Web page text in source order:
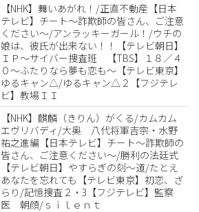
【NHK】舞いあがれ！/正直不動産【日本
テレビ】チート〜詐欺師の皆さん、ご注意
ください〜/アンラッキーガール！/ウチの
娘は、彼氏が出来ない！！【テレビ朝日】
ＩＰ〜サイバー捜査班 【TBS】１８／４
０〜ふたりなら夢も恋も〜【テレビ東京】
ゆるキャン△/ゆるキャン△２【フジテレ
ビ】教場ＩＩ
【NHK】麒麟（きりん）がくる/カムカム
エヴリバディ/大奥 八代将軍吉宗・水野
祐之進編【日本テレビ】チート〜詐欺師の
皆さん、ご注意ください〜/勝利の法廷式
【テレビ朝日】やすらぎの刻〜道/たとえ
あなたを忘れても【テレビ東京】初恋、ざ
らり/記憶捜査２・3【フジテレビ】監察
医 朝顔/ｓｉｌｅｎｔ